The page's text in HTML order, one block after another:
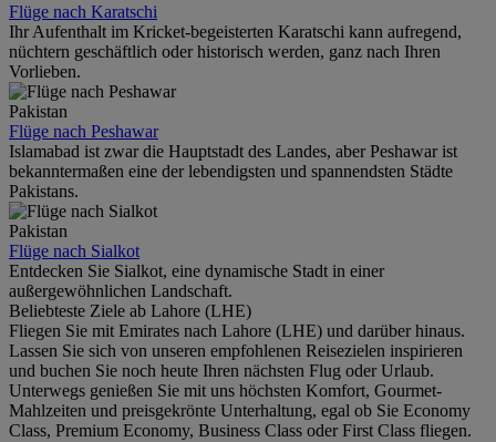
Flüge nach Karatschi
Ihr Aufenthalt im Kricket-begeisterten Karatschi kann aufregend,
nüchtern geschäftlich oder historisch werden, ganz nach Ihren
Vorlieben.
Pakistan
Flüge nach Peshawar
Islamabad ist zwar die Hauptstadt des Landes, aber Peshawar ist
bekanntermaßen eine der lebendigsten und spannendsten Städte
Pakistans.
Pakistan
Flüge nach Sialkot
Entdecken Sie Sialkot, eine dynamische Stadt in einer
außergewöhnlichen Landschaft.
Beliebteste Ziele ab Lahore (LHE)
Fliegen Sie mit Emirates nach Lahore (LHE) und darüber hinaus.
Lassen Sie sich von unseren empfohlenen Reisezielen inspirieren
und buchen Sie noch heute Ihren nächsten Flug oder Urlaub.
Unterwegs genießen Sie mit uns höchsten Komfort, Gourmet-
Mahlzeiten und preisgekrönte Unterhaltung, egal ob Sie Economy
Class, Premium Economy, Business Class oder First Class fliegen.